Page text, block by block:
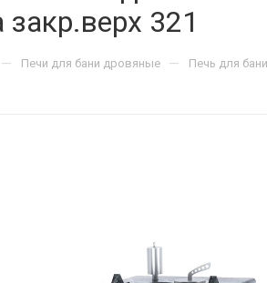
321
— Печи для бани дровяные — Печь для